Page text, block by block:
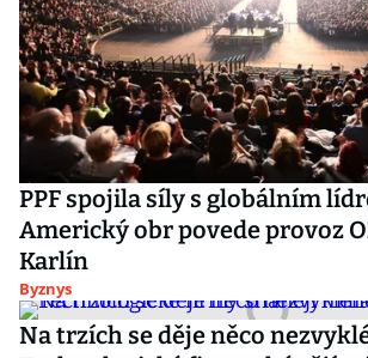
PPF spojila síly s globálním
Americký obr povede provoz
Karlín
Byznys
Na trzích se děje něco